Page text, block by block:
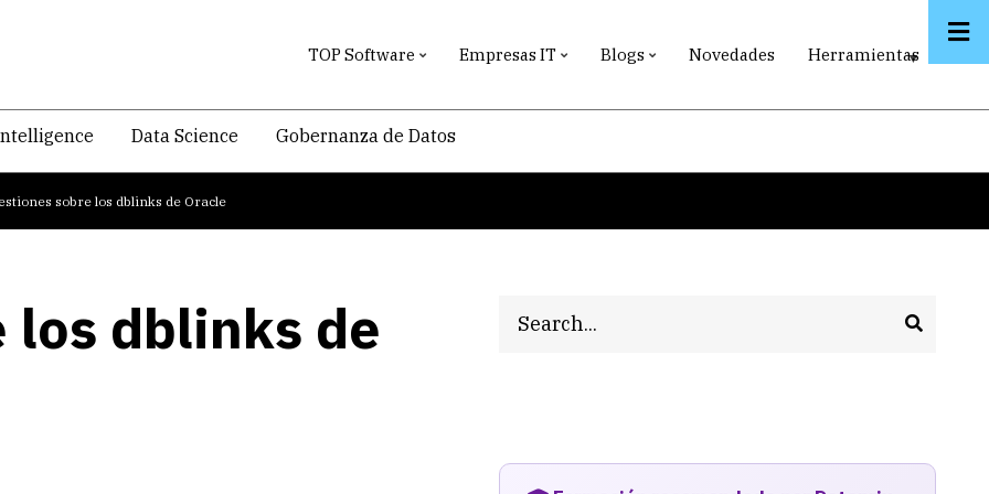
TOP Software Empresas IT Blogs Novedades Herramientas
Data Science Gobernanza de Datos
sobre los dblinks de Oracle
los dblinks de